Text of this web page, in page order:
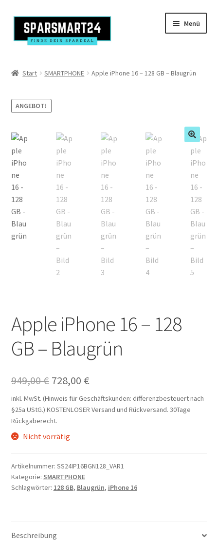
Zur
Navigation
springen
Zum
Inhalt
springen
Menü
Mein Konto
Start SMARTPHONE Apple iPhone 16 – 128 GB – Blaugrün
ANGEBOT!
Apple iPhone 16 – 128
GB – Blaugrün
949,00€ Ursprünglicher
Preis
war:
949,00 €
728,00 €Aktueller
Preis
ist:
inkl. MwSt. (Hinweis für Geschäftskunden: differenzbesteuert nach
§25a UStG.) KOSTENLOSER Versand und Rückversand. 30Tage
Rückgaberecht.
Nicht vorrätig
Artikelnummer: SS24IP16BGN128_VAR1
Kategorie: SMARTPHONE
Schlagwörter: 128 GB, Blaugrün, iPhone 16
Beschreibung